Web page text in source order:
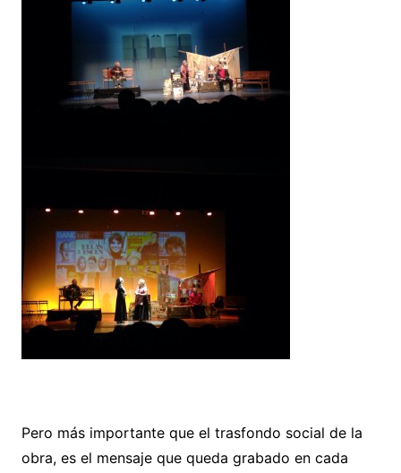
Pero más importante que el trasfondo social de la
obra, es el mensaje que queda grabado en cada